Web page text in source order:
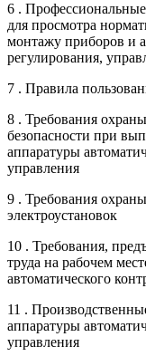
6 .
для просмотра
монтажу приборов и
регулирования,
7 . Правила
8 . Требования
безопасности при
аппаратуры
управления
9 . Требования
электроустановок
10 . Требования,
труда на рабочем
автоматического
11 .
аппаратуры
управления